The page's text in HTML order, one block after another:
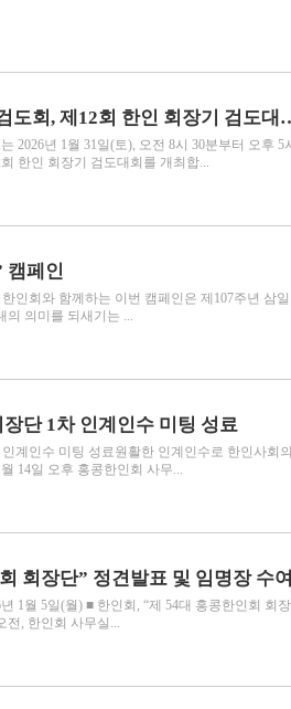
홍콩한인회 & 재홍콩대한
2026년 1월 31일(토), 오전 8시 30분부터 오후 5
한인 회장기 검도대회를 개최합...
캠페인
인회와 함께하는 이번 캠페인은 제107주년 삼일
의 의미를 되새기는 ...
단 1차 인계인수 미팅 성료
계인수 미팅 성료원활한 인계인수로 한인사회
14일 오후 홍콩한인회 사무...
회장단” 정견발표 및 임명장 수
1월 5일(월) ■ 한인회, “제 54대 홍콩한인회 회
전, 한인회 사무실...